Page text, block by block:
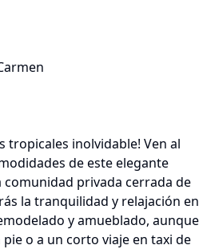
tropicales inolvidable! Ven al
de este elegante
privada cerrada de
la tranquilidad y relajación en
y amueblado, aunque
o a un corto viaje en taxi de